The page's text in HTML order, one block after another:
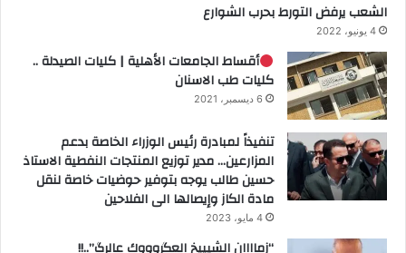
الشعب يرفض التورط بحرب الشوارع
4 يونيو، 2022
أقساط الجامعات الأهلية | كليات الصيدلة ..
كليات طب الاسنان
6 ديسمبر، 2021
تنفيذاً لمبادرة رئيس الوزراء الخاصة بدعم
المزارعين… مدير توزيع المنتجات النفطية الاستاذ
حسين طالب يوجه بتوفير حوضيات خاصة لنقل
مادة الكاز وإيصالها الى الفلاحين
4 مايو، 2023